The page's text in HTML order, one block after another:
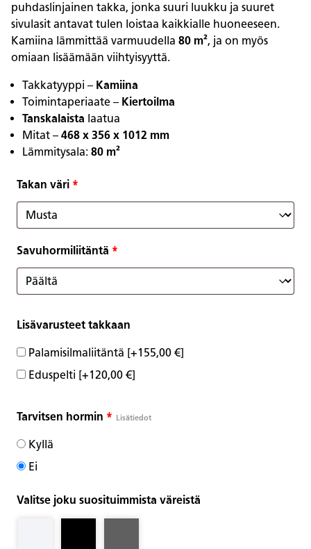
puhdaslinjainen takka, jonka suuri luukku ja suuret
sivulasit antavat tulen loistaa kaikkialle huoneeseen.
Kamiina lämmittää varmuudella 80 m², ja on myös
omiaan lisäämään viihtyisyyttä.
Takkatyyppi – Kamiina
Toimintaperiaate – Kiertoilma
Tanskalaista laatua
Mitat – 468 x 356 x 1012 mm
Lämmitysala: 80 m²
Takan väri *
Savuhormiliitäntä *
Lisävarusteet takkaan
Palamisilmaliitäntä [+155,00 €]
Eduspelti [+120,00 €]
Tarvitsen hormin * Lisätiedot
Kyllä
Ei
Valitse joku suosituimmista väreistä